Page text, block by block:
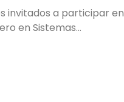
invitados a participar en
en Sistemas…